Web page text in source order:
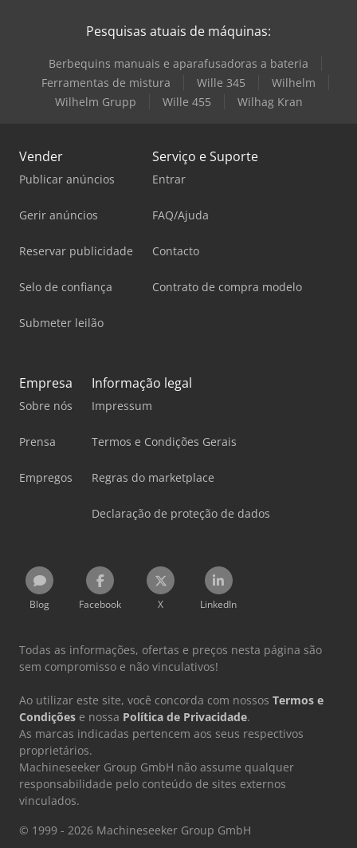
Pesquisas atuais de máquinas:
Berbequins manuais e aparafusadoras a bateria
Ferramentas de mistura
Wille 345
Wilhelm
Wilhelm Grupp
Wille 455 Wilhag Kran
Vender
Publicar anúncios
Gerir anúncios
Reservar publicidade
Selo de confiança
Submeter leilão
Serviço e Suporte
Entrar
FAQ/Ajuda
Contacto
Contrato de compra modelo
Empresa
Sobre nós
Prensa
Empregos
Informação legal
Impressum
Termos e Condições Gerais
Regras do marketplace
Declaração de proteção de dados
Blog Facebook X LinkedIn
Todas as informações, ofertas e preços nesta página são
sem compromisso e não vinculativos!
Ao utilizar este site, você concorda com nossos Termos e
Condições e nossa Política de Privacidade.
As marcas indicadas pertencem aos seus respectivos
proprietários.
Machineseeker Group GmbH não assume qualquer
responsabilidade pelo conteúdo de sites externos
vinculados.
© 1999 - 2026 Machineseeker Group GmbH